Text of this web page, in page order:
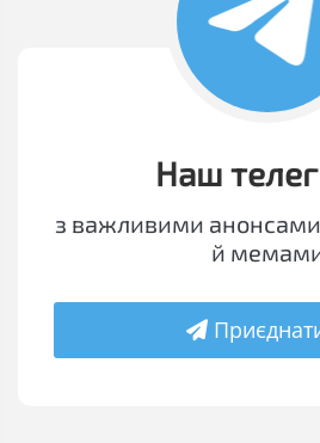
Наш
з важливими
й